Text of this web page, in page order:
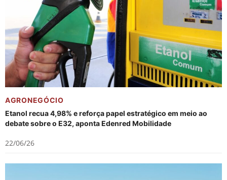
AGRONEGÓCIO
Etanol recua 4,98% e reforça papel estratégico em meio ao
debate sobre o E32, aponta Edenred Mobilidade
22/06/26